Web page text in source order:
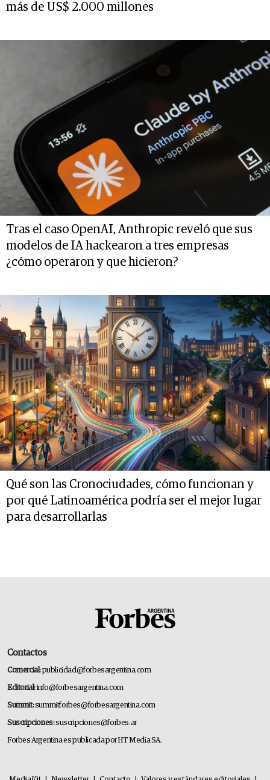
más de US$ 2.000 millones
Tras el caso OpenAI, Anthropic reveló que sus
modelos de IA hackearon a tres empresas
¿cómo operaron y que hicieron?
Qué son las Cronociudades, cómo funcionan y
por qué Latinoamérica podría ser el mejor lugar
para desarrollarlas
Contactos
Comercial:publicidad@forbesargentina.com
Editorial:info@forbesargentina.com
Summit:summitforbes@forbesargentina.com
Suscripciones:suscripciones@forbes.ar
Forbes Argentina es publicada por HT Media SA.